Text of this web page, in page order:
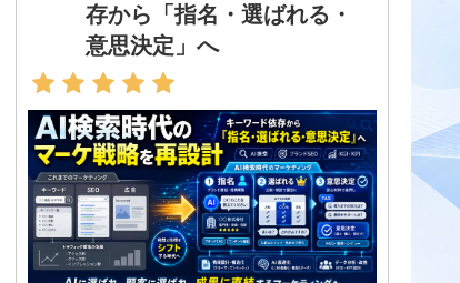
存から「指名・選ばれる・
意思決定」へ